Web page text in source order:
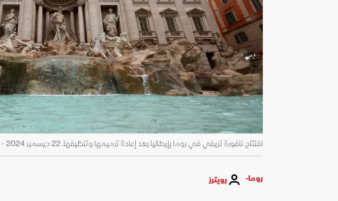
افتتاح نافورة تريفي في روما بإيطاليا بعد إعادة ترميمها وتنظيفها. 22 ديسمبر 2024 - Reuters
روما- رويترز